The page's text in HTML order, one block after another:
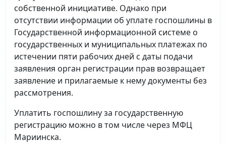
собственной инициативе. Однако при
отсутствии информации об уплате госпошлины в
Государственной информационной системе о
государственных и муниципальных платежах по
истечении пяти рабочих дней с даты подачи
заявления орган регистрации прав возвращает
заявление и прилагаемые к нему документы без
рассмотрения.
Уплатить госпошлину за государственную
регистрацию можно в том числе через МФЦ
Мариинска.